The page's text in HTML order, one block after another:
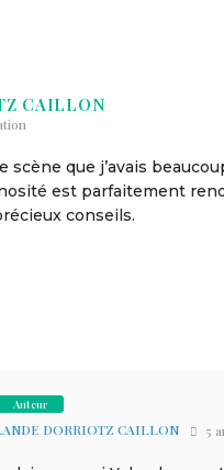
CAILLON
que j’avais
est parfaitement
conseils.
Auteur
DORRIOTZ CAILLON 5